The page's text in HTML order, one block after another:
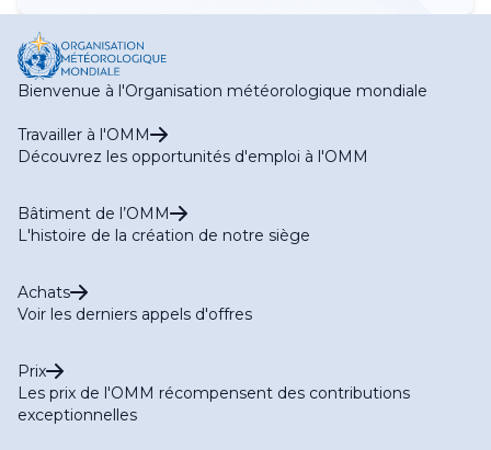
Bienvenue à l'Organisation météorologique mondiale
Travailler à l'OMM
Découvrez les opportunités d'emploi à l'OMM
Bâtiment de l’OMM
L'histoire de la création de notre siège
Achats
Voir les derniers appels d'offres
Prix
Les prix de l'OMM récompensent des contributions
exceptionnelles